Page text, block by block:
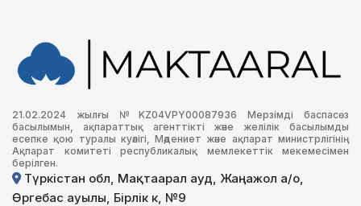
21.02.2024 жылғы №KZ04VPY00087936 Мерзімді баспасөз
басылымын, ақпараттық агенттікті және желілік басылымды
есепке қою туралы куәлігі, Мәдениет және ақпарат министрлігінің
Ақпарат комитеті республикалық мемлекеттік мекемесімен
берілген.
Түркістан обл, Мақтаарал ауд, Жаңажол а/о,
Өргебас ауылы, Бірлік к, №9